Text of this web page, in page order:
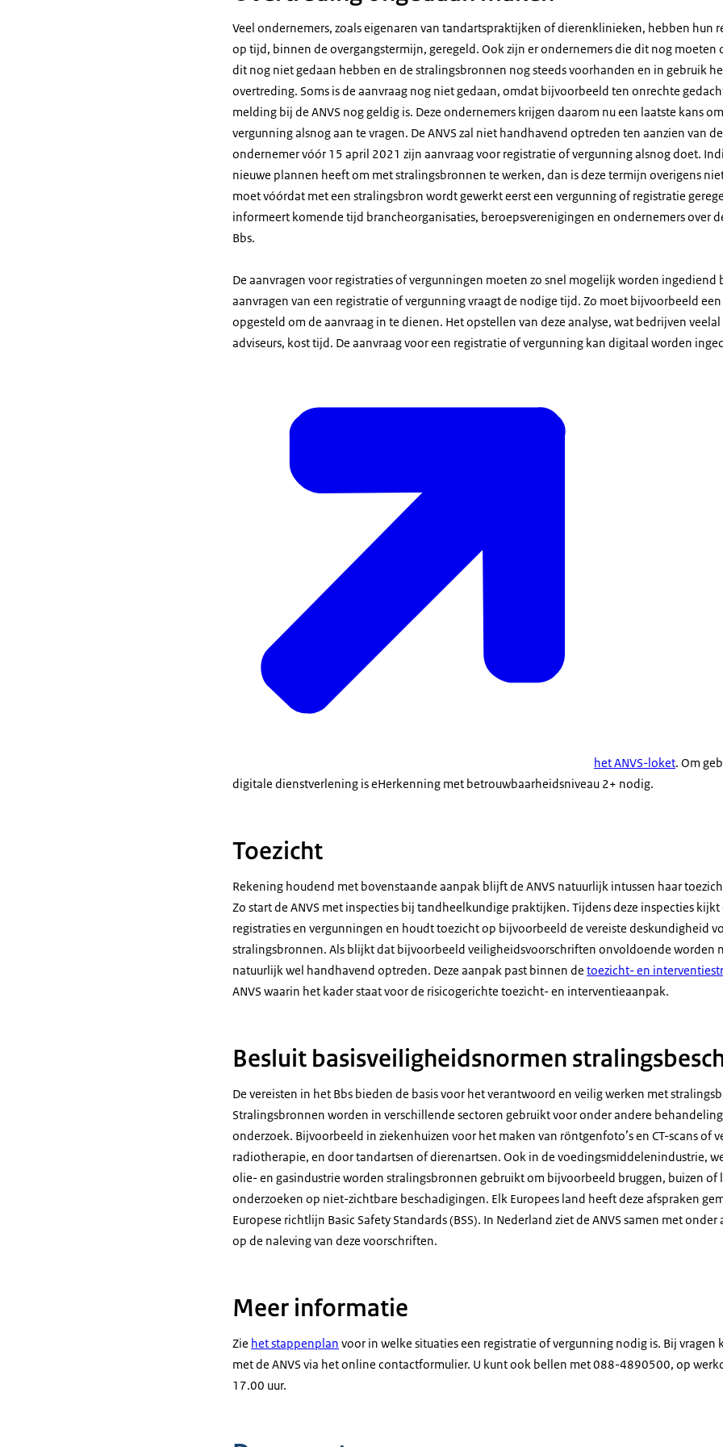
Veel ondernemers, zoals eigenaren van tandartspraktijken of dierenklinieken, hebben hun
op tijd, binnen de overgangstermijn, geregeld. Ook zijn er ondernemers die dit nog moeten
dit nog niet gedaan hebben en de stralingsbronnen nog steeds voorhanden en in gebruik
overtreding. Soms is de aanvraag nog niet gedaan, omdat bijvoorbeeld ten onrechte
melding bij de ANVS nog geldig is. Deze ondernemers krijgen daarom nu een laatste kans
vergunning alsnog aan te vragen. De ANVS zal niet handhavend optreden ten aanzien van
ondernemer vóór 15 april 2021 zijn aanvraag voor registratie of vergunning alsnog doet.
nieuwe plannen heeft om met stralingsbronnen te werken, dan is deze termijn overigens
moet vóórdat met een stralingsbron wordt gewerkt eerst een vergunning of registratie
informeert komende tijd brancheorganisaties, beroepsverenigingen en ondernemers over
Bbs.
De aanvragen voor registraties of vergunningen moeten zo snel mogelijk worden ingediend
aanvragen van een registratie of vergunning vraagt de nodige tijd. Zo moet bijvoorbeeld
opgesteld om de aanvraag in te dienen. Het opstellen van deze analyse, wat bedrijven
adviseurs, kost tijd. De aanvraag voor een registratie of vergunning kan digitaal worden
het ANVS-loket. Om
digitale dienstverlening is eHerkenning met betrouwbaarheidsniveau 2+ nodig.
Toezicht
Rekening houdend met bovenstaande aanpak blijft de ANVS natuurlijk intussen haar
Zo start de ANVS met inspecties bij tandheelkundige praktijken. Tijdens deze inspecties kijkt
registraties en vergunningen en houdt toezicht op bijvoorbeeld de vereiste deskundigheid
stralingsbronnen. Als blijkt dat bijvoorbeeld veiligheidsvoorschriften onvoldoende worden
natuurlijk wel handhavend optreden. Deze aanpak past binnen de toezicht- en
ANVS waarin het kader staat voor de risicogerichte toezicht- en interventieaanpak.
Besluit basisveiligheidsnormen
De vereisten in het Bbs bieden de basis voor het verantwoord en veilig werken met
Stralingsbronnen worden in verschillende sectoren gebruikt voor onder andere
onderzoek. Bijvoorbeeld in ziekenhuizen voor het maken van röntgenfoto’s en CT-scans of
radiotherapie, en door tandartsen of dierenartsen. Ook in de voedingsmiddelenindustrie,
olie- en gasindustrie worden stralingsbronnen gebruikt om bijvoorbeeld bruggen, buizen of
onderzoeken op niet-zichtbare beschadigingen. Elk Europees land heeft deze afspraken
Europese richtlijn Basic Safety Standards (BSS). In Nederland ziet de ANVS samen met onder
op de naleving van deze voorschriften.
Meer informatie
Zie het stappenplan voor in welke situaties een registratie of vergunning nodig is. Bij
met de ANVS via het online contactformulier. U kunt ook bellen met 088-4890500, op
17.00 uur.